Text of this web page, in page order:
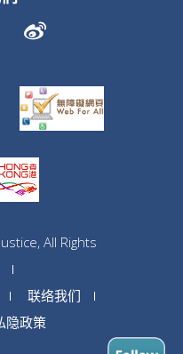
All Rights
联络我们
隐政策